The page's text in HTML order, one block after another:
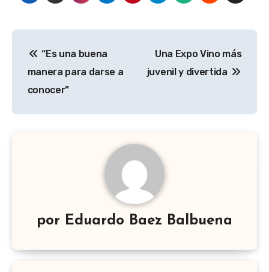
de
entradas
“Es una buena
manera para darse a
conocer”
Una Expo Vino más
juvenil y divertida
por Eduardo Baez Balbuena